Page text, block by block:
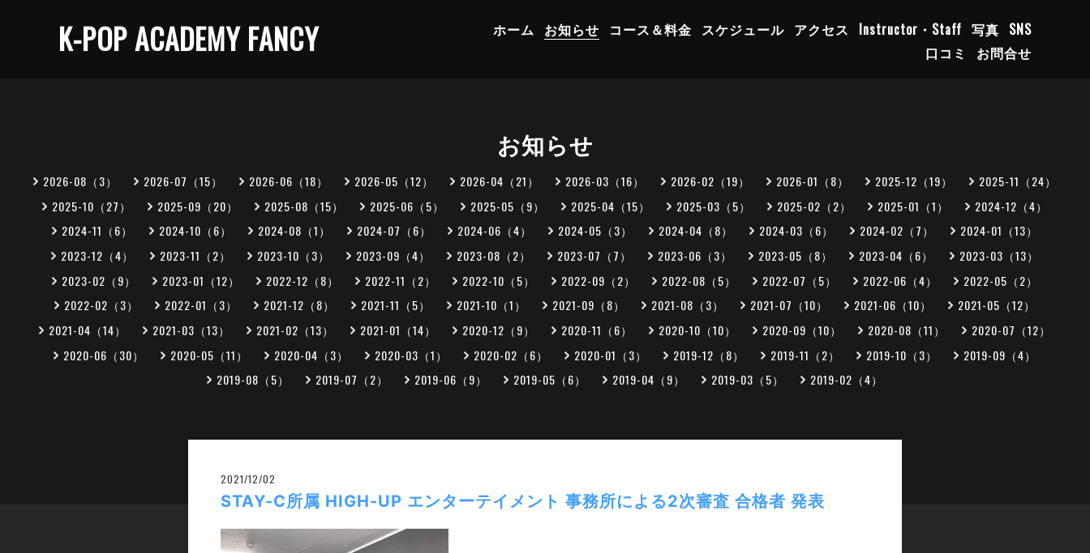
K-POP ACADEMY FANCY ホーム お知らせ コース＆料金 スケジュール アクセス Instructor・Staff 写真 SNS
口コミ
お問合せ
お知らせ
2026-08（3） 2026-07（15） 2026-06（18） 2026-05（12） 2026-04（21） 2026-03（16） 2026-02（19） 2026-01（8） 2025-12（19）
2025-11（24）
2025-10（27）
2025-09（20） 2025-08（15） 2025-06（5） 2025-05（9） 2025-04（15） 2025-03（5） 2025-02（2） 2025-01（1）
2024-12（4）
2024-11（6）
2024-10（6） 2024-08（1） 2024-07（6） 2024-06（4） 2024-05（3） 2024-04（8） 2024-03（6） 2024-02（7）
2024-01（13）
2023-12（4）
2023-11（2） 2023-10（3） 2023-09（4） 2023-08（2） 2023-07（7） 2023-06（3） 2023-05（8） 2023-04（6）
2023-03（13）
2023-02（9）
2023-01（12） 2022-12（8） 2022-11（2） 2022-10（5） 2022-09（2） 2022-08（5） 2022-07（5） 2022-06（4）
2022-05（2）
2022-02（3）
2022-01（3） 2021-12（8） 2021-11（5） 2021-10（1） 2021-09（8） 2021-08（3） 2021-07（10） 2021-06（10）
2021-05（12）
2021-04（14）
2021-03（13） 2021-02（13） 2021-01（14） 2020-12（9） 2020-11（6） 2020-10（10） 2020-09（10） 2020-08（11）
2020-07（12）
2020-06（30）
2020-05（11） 2020-04（3） 2020-03（1） 2020-02（6） 2020-01（3） 2019-12（8） 2019-11（2） 2019-10（3）
2019-09（4）
2019-08（5）
2019-07（2） 2019-06（9） 2019-05（6） 2019-04（9） 2019-03（5） 2019-02（4）
2021/12/02
STAY-C所属 HIGH-UP エンターテイメント 事務所による2次審査 合格者 発表